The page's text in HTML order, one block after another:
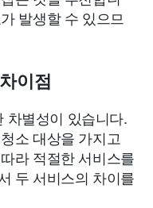
발생할 수 있으므
이점
차별성이 있습니다.
소 대상을 가지고
라 적절한 서비스를
두 서비스의 차이를